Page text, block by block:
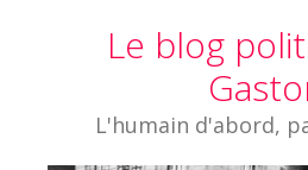
Le blog
L'humain d'abord,